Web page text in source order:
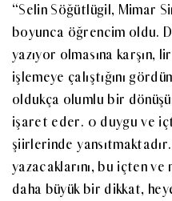
“Selin Söğütlügil, Mimar
boyunca öğrencim oldu.
yazıyor olmasına karşın,
işlemeye çalıştığını
oldukça olumlu bir
işaret eder. 0 duygu ve
şiirlerinde
yazacaklarını, bu içten
daha büyük bir dikkat,